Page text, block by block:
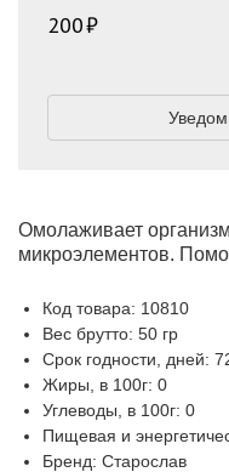
Омолаживает
микроэлементов.
Код товара: 10810
Вес брутто: 50 гр
Срок годности, дней:
Жиры, в 100г: 0
Углеводы, в 100г: 0
Пищевая и
Бренд: Старослав
200